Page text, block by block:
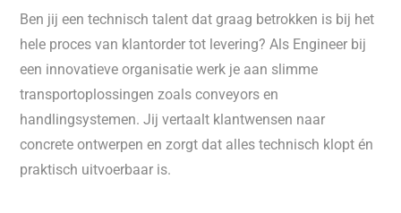
Ben jij een technisch talent dat graag betrokken is bij het
hele proces van klantorder tot levering? Als Engineer bij
een innovatieve organisatie werk je aan slimme
transportoplossingen zoals conveyors en
handlingsystemen. Jij vertaalt klantwensen naar
concrete ontwerpen en zorgt dat alles technisch klopt én
praktisch uitvoerbaar is.